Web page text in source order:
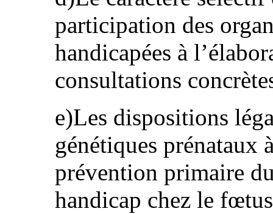
participation des
handicapées à
consultations
e)Les dispositions
génétiques prénataux
prévention primaire
handicap chez le